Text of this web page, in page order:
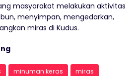
masyarakat melakukan aktivitas
menyimpan, mengedarkan,
miras di Kudus.
minuman keras
miras